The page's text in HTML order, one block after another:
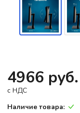
4966 руб.
c НДС
Наличие товара: